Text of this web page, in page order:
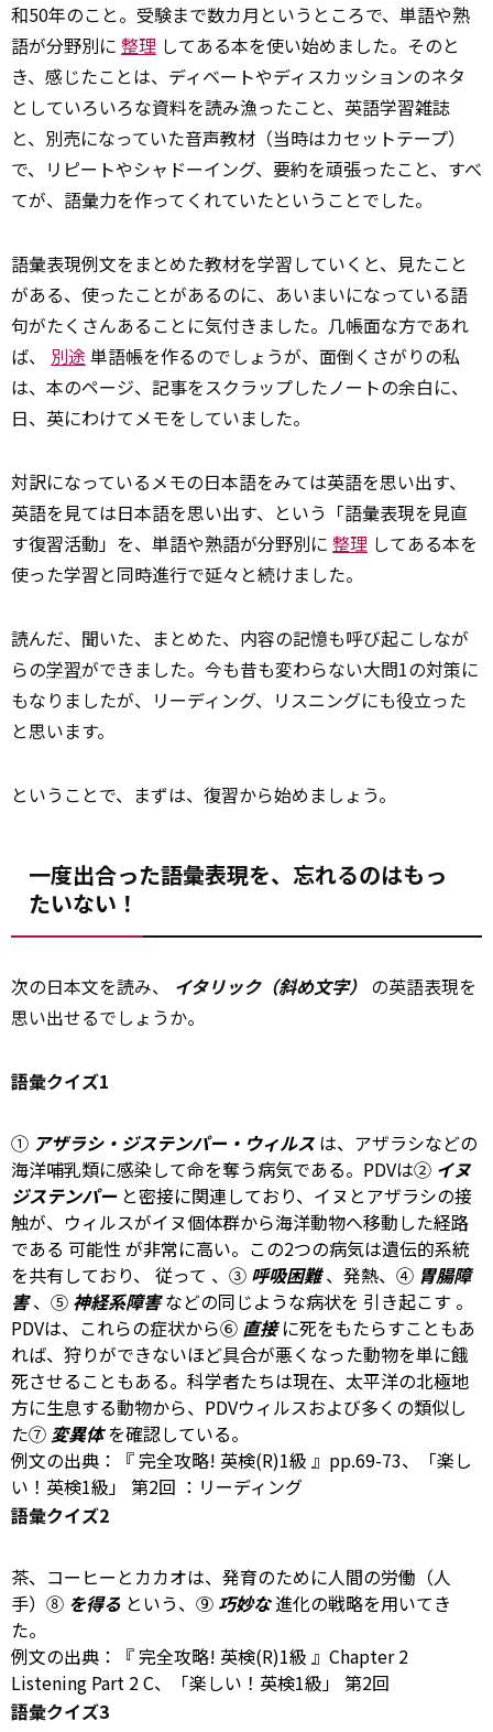
和50年のこと。受験まで数カ月というところで、単語や熟
語が分野別に 整理 してある本を使い始めました。そのと
き、感じたことは、ディベートやディスカッションのネタ
としていろいろな資料を読み漁ったこと、英語学習雑誌
と、別売になっていた音声教材（当時はカセットテープ）
で、リピートやシャドーイング、要約を頑張ったこと、すべ
てが、語彙力を作ってくれていたということでした。
語彙表現例文をまとめた教材を学習していくと、見たこと
がある、使ったことがあるのに、あいまいになっている語
句がたくさんあることに気付きました。几帳面な方であれ
ば、 別途 単語帳を作るのでしょうが、面倒くさがりの私
は、本のページ、記事をスクラップしたノートの余白に、
日、英にわけてメモをしていました。
対訳になっているメモの日本語をみては英語を思い出す、
英語を見ては日本語を思い出す、という「語彙表現を見直
す復習活動」を、単語や熟語が分野別に 整理 してある本を
使った学習と同時進行で延々と続けました。
読んだ、聞いた、まとめた、内容の記憶も呼び起こしなが
らの学習ができました。今も昔も変わらない大問1の対策に
もなりましたが、リーディング、リスニングにも役立った
と思います。
ということで、まずは、復習から始めましょう。
一度出合った語彙表現を、忘れるのはもっ
たいない！
次の日本文を読み、 イタリック（斜め文字） の英語表現を
思い出せるでしょうか。
語彙クイズ1
① アザラシ・ジステンパー・ウィルス は、アザラシなどの
海洋哺乳類に感染して命を奪う病気である。PDVは② イヌ
ジステンパーと密接に関連しており、イヌとアザラシの接
触が、ウィルスがイヌ個体群から海洋動物へ移動した経路
である 可能性が非常に高い。この2つの病気は遺伝的系統
を共有しており、 従って 、③ 呼吸困難、発熱、④ 胃腸障
害、⑤ 神経系障害などの同じような病状を 引き起こす 。
PDVは、これらの症状から⑥ 直接に死をもたらすこともあ
れば、狩りができないほど具合が悪くなった動物を単に餓
死させることもある。科学者たちは現在、太平洋の北極地
方に生息する動物から、PDVウィルスおよび多くの類似し
た⑦変異体を確認している。
例文の出典：『 完全攻略! 英検(R)1級 』pp.69-73、「楽し
い！英検1級」 第2回 ：リーディング
語彙クイズ2
茶、コーヒーとカカオは、発育のために人間の労働（人
手）⑧ を得る という、⑨ 巧妙な進化の戦略を用いてき
た。
例文の出典：『 完全攻略! 英検(R)1級 』Chapter 2
Listening Part 2 C、「楽しい！英検1級」 第2回
語彙クイズ3